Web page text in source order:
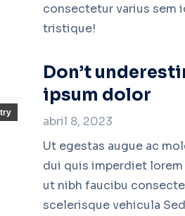
consectetur varius sem
tristique!
Don’t
ipsum dolor
abril 8, 2023
Ut egestas augue ac
dui quis imperdiet
ut nibh faucibu
scelerisque vehicula